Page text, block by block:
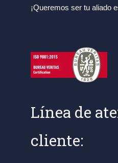
¡Queremos ser tu aliado
Línea de
cliente: